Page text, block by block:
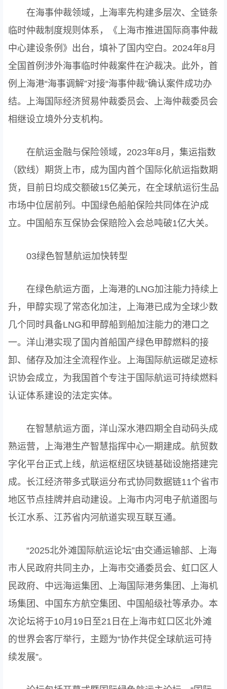
在海事仲裁领域，上海率先构建多层次、全链条
临时仲裁制度规则体系，《上海市推进国际商事仲裁
中心建设条例》出台，填补了国内空白。2024年8月
全国首例涉外海事临时仲裁案件在沪裁决。此外，首
例上海港“海事调解”对接“海事仲裁”确认案件成功办
结。上海国际经济贸易仲裁委员会、上海仲裁委员会
相继设立境外分支机构。
在航运金融与保险领域，2023年8月，集运指数
（欧线）期货上市，成为国内首个国际化航运指数期
货，目前日均成交额破15亿美元，在全球航运衍生品
市场中位居前列。中国绿色船舶保险共同体在沪成
立。中国船东互保协会保赔险入会总吨破1亿大关。
03绿色智慧航运加快转型
在绿色航运方面，上海港的LNG加注能力持续上
升，甲醇实现了常态化加注，上海港已成为全球少数
几个同时具备LNG和甲醇船到船加注能力的港口之
一。洋山港实现了国内首船国产绿色甲醇燃料的接
卸、储存及加注全流程作业。上海国际航运碳足迹标
识协会成立，为我国首个专注于国际航运可持续燃料
认证体系建设的法定实体。
在智慧航运方面，洋山深水港四期全自动码头成
熟运营，上海港生产智慧指挥中心一期建成。航贸数
字化平台正式上线，航运枢纽区块链基础设施搭建完
成。长江经济带多式联运分布式协同数据链11个省市
地区节点挂牌并启动建设。上海市内河电子航道图与
长江水系、江苏省内河航道实现互联互通。
“2025北外滩国际航运论坛”由交通运输部、上海
市人民政府共同主办，上海市交通委员会、虹口区人
民政府、中远海运集团、上海国际港务集团、上海机
场集团、中国东方航空集团、中国船级社等承办。本
次论坛将于10月19日至21日在上海市虹口区北外滩
的世界会客厅举行，主题为“协作共促全球航运可持
续发展”。